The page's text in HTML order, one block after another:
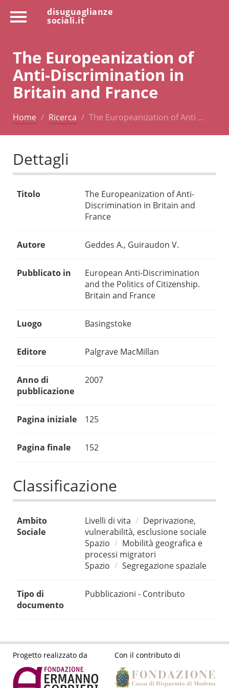
disuguaglianze
sociali.it
The Europeanization of
Anti-Discrimination in
Britain and France
Home Ricerca The Europeanization of Anti …
Dettagli
Titolo
The Europeanization of Anti-
Discrimination in Britain and
France
Autore Geddes A., Guiraudon V.
Pubblicato in
European Anti-Discrimination
and the Politics of Citizenship.
Britain and France
Luogo Basingstoke
Editore Palgrave MacMillan
Anno di
pubblicazione
2007
Pagina iniziale 125
Pagina finale 152
Classificazione
Ambito
Sociale
Livelli di vita
Deprivazione,
vulnerabilità, esclusione sociale
Spazio
Mobilità geografica e
processi migratori
Spazio
Segregazione spaziale
Tipo di
documento
Pubblicazioni - Contributo
Progetto realizzato da Con il contributo di